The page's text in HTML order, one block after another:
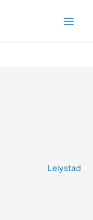
Lelystad